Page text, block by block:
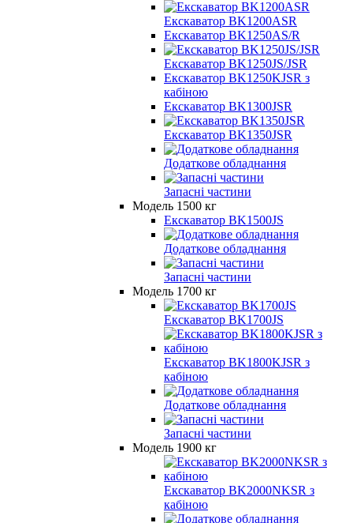
Екскаватор BK1200ASR
Екскаватор BK1250AS/R
Екскаватор BK1250JS/JSR
Екскаватор BK1250KJSR з
кабіною
Екскаватор BK1300JSR
Екскаватор BK1350JSR
Додаткове обладнання
Запасні частини
Модель 1500 кг
Екскаватор BK1500JS
Додаткове обладнання
Запасні частини
Модель 1700 кг
Екскаватор BK1700JS
Екскаватор BK1800KJSR з
кабіною
Додаткове обладнання
Запасні частини
Модель 1900 кг
Екскаватор BK2000NKSR з
кабіною